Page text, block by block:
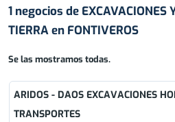
1 negocios de EXCAVACIONES
TIERRA en FONTIVEROS
Se las mostramos todas.
ARIDOS - DAOS EXCAVACIONES
TRANSPORTES